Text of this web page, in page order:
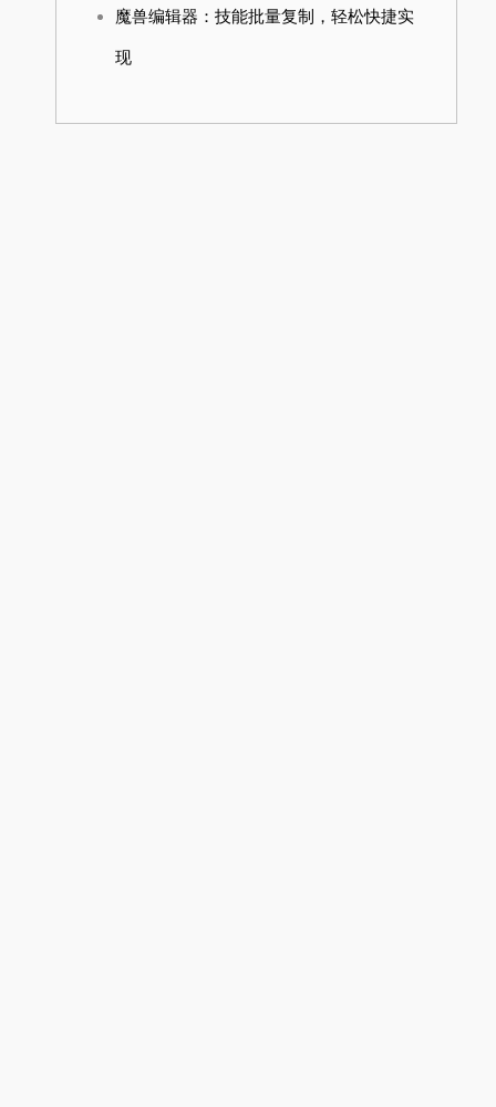
魔兽编辑器：技能批量复制，轻松快捷实
现